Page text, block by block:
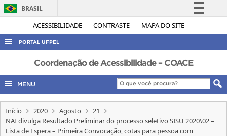
ACESSIBILIDADE CONTRASTE MAPA DO SITE
BRASIL
Simplifique!
Legislação
Canais
PORTAL UFPEL
ACESSO À INFORMAÇÃO
AUDITORIA
COBALTO
CONCURSOS
EDITAIS
Coordenação de Acessibilidade – COACE
MENU
Início 2020 Agosto
21
NAI divulga Resultado Preliminar do processo seletivo SISU 2020\02 –
Lista de Espera – Primeira Convocação, cotas para pessoa com